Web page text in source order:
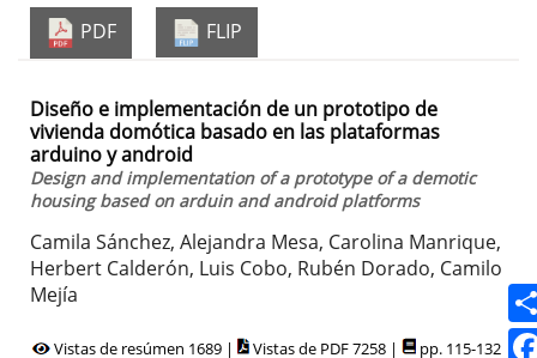
PDF FLIP
Diseño e implementación de un prototipo de
vivienda domótica basado en las plataformas
arduino y android
Design and implementation of a prototype of a demotic
housing based on arduin and android platforms
Camila Sánchez, Alejandra Mesa, Carolina Manrique,
Herbert Calderón, Luis Cobo, Rubén Dorado, Camilo
Mejía
Vistas de resúmen 1689 | Vistas de PDF 7258 | pp. 115-132